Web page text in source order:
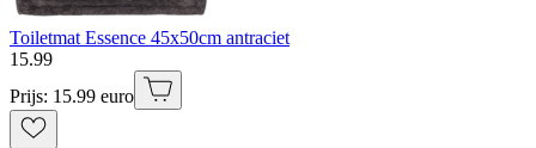
Toiletmat Essence 45x50cm antraciet
15.99
Prijs: 15.99 euro